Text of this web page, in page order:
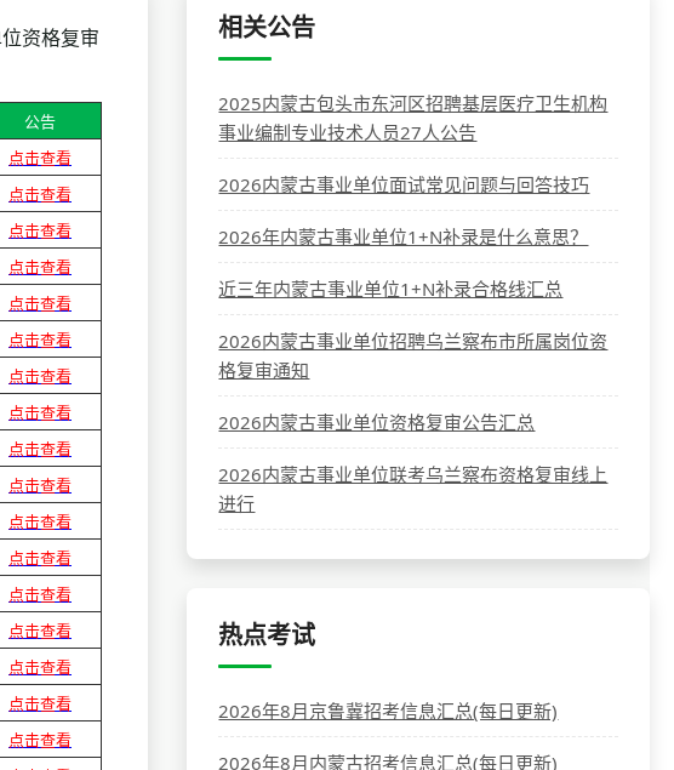
资格复审
公告
点击查看
点击查看
点击查看
点击查看
点击查看
点击查看
点击查看
点击查看
点击查看
点击查看
点击查看
点击查看
点击查看
点击查看
点击查看
点击查看
点击查看
相关公告
2025内蒙古包头市东河区招聘基层医疗卫生机构
事业编制专业技术人员27人公告
2026内蒙古事业单位面试常见问题与回答技巧
2026年内蒙古事业单位1+N补录是什么意思？
近三年内蒙古事业单位1+N补录合格线汇总
2026内蒙古事业单位招聘乌兰察布市所属岗位资
格复审通知
2026内蒙古事业单位资格复审公告汇总
2026内蒙古事业单位联考乌兰察布资格复审线上
进行
热点考试
2026年8月京鲁冀招考信息汇总(每日更新)
2026年8月内蒙古招考信息汇总(每日更新)